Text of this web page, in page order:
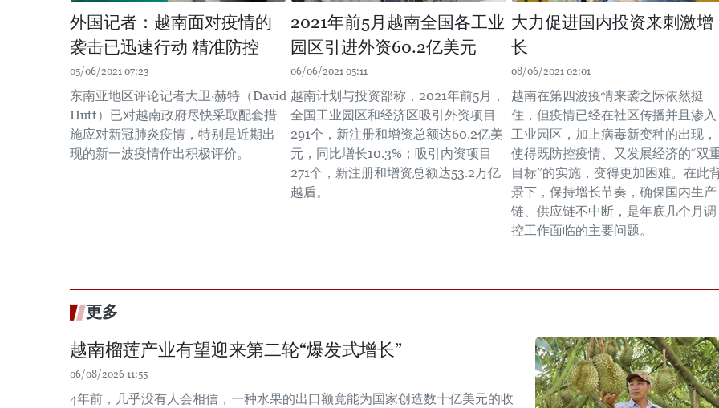
外国记者：越南面对疫情的
袭击已迅速行动 精准防控
05/06/2021 07:23
东南亚地区评论记者大卫·赫特（David
Hutt）已对越南政府尽快采取配套措
施应对新冠肺炎疫情，特别是近期出
现的新一波疫情作出积极评价。
2021年前5月越南全国各工业
园区引进外资60.2亿美元
06/06/2021 05:11
越南计划与投资部称，2021年前5月，
全国工业园区和经济区吸引外资项目
291个，新注册和增资总额达60.2亿美
元，同比增长10.3%；吸引内资项目
271个，新注册和增资总额达53.2万亿
越盾。
大力促进国内投资来刺激增
长
08/06/2021 02:01
越南在第四波疫情来袭之际依然挺
住，但疫情已经在社区传播并且渗入
工业园区，加上病毒新变种的出现，
使得既防控疫情、又发展经济的“双
目标”的实施，变得更加困难。在此
景下，保持增长节奏，确保国内生产
链、供应链不中断，是年底几个月调
控工作面临的主要问题。
更多
越南榴莲产业有望迎来第二轮“爆发式增长”
06/08/2026 11:55
4年前，几乎没有人会相信，一种水果的出口额竟能为国家创造数十亿美元的收